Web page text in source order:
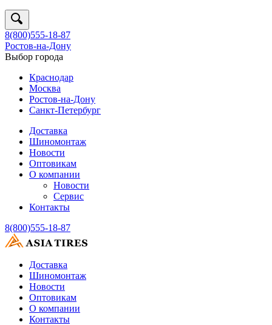
8(800)555-18-87
Ростов-на-Дону
Выбор города
Краснодар
Москва
Ростов-на-Дону
Санкт-Петербург
Доставка
Шиномонтаж
Новости
Оптовикам
О компании
Новости
Сервис
Контакты
8(800)555-18-87
Доставка
Шиномонтаж
Новости
Оптовикам
О компании
Контакты